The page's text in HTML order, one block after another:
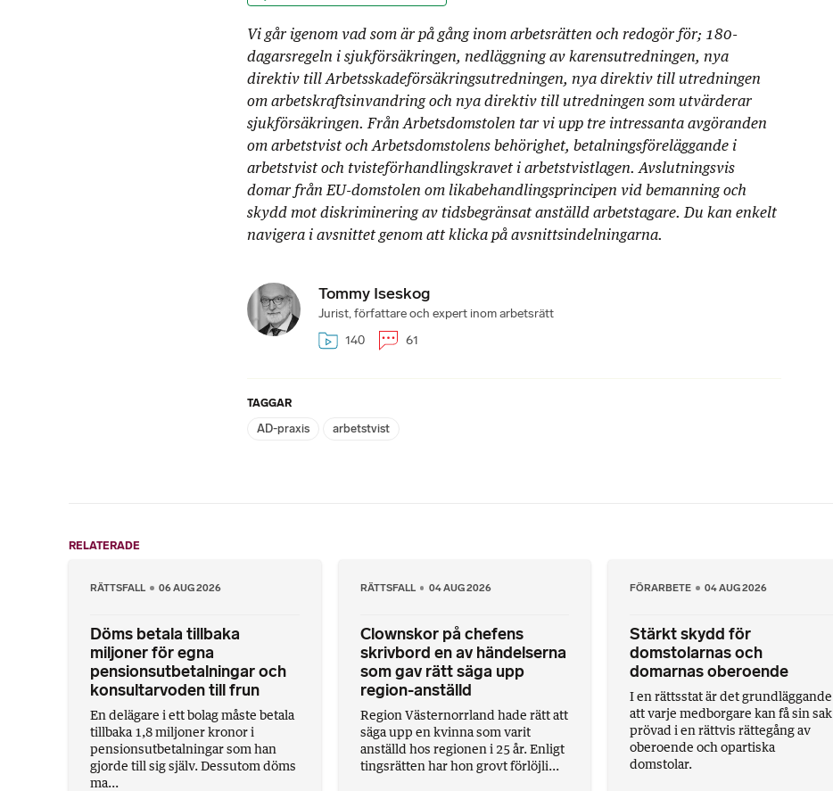
Vi går igenom vad som är på gång inom arbetsrätten och redogör för; 180-
dagarsregeln i sjukförsäkringen, nedläggning av karensutredningen, nya
direktiv till Arbetsskadeförsäkringsutredningen, nya direktiv till utredningen
om arbetskraftsinvandring och nya direktiv till utredningen som utvärderar
sjukförsäkringen. Från Arbetsdomstolen tar vi upp tre intressanta avgöranden
om arbetstvist och Arbetsdomstolens behörighet, betalningsföreläggande i
arbetstvist och tvisteförhandlingskravet i arbetstvistlagen. Avslutningsvis
domar från EU-domstolen om likabehandlingsprincipen vid bemanning och
skydd mot diskriminering av tidsbegränsat anställd arbetstagare. Du kan enkelt
navigera i avsnittet genom att klicka på avsnittsindelningarna.
Tommy Iseskog
Jurist, författare och expert inom arbetsrätt
140
61
TAGGAR
AD-praxis arbetstvist
RELATERADE
RÄTTSFALL 06 AUG 2026
Döms betala tillbaka
miljoner för egna
pensionsutbetalningar och
konsultarvoden till frun
En delägare i ett bolag måste betala
tillbaka 1,8 miljoner kronor i
pensionsutbetalningar som han
gjorde till sig själv. Dessutom döms
ma...
RÄTTSFALL 04 AUG 2026
Clownskor på chefens
skrivbord en av händelserna
som gav rätt säga upp
region-anställd
Region Västernorrland hade rätt att
säga upp en kvinna som varit
anställd hos regionen i 25 år. Enligt
tingsrätten har hon grovt förlöjli...
FÖRARBETE 04 AUG 2026
Stärkt skydd för
domstolarnas och
domarnas oberoende
I en rättsstat är det grundläggande
att varje medborgare kan få sin sak
prövad i en rättvis rättegång av
oberoende och opartiska
domstolar.